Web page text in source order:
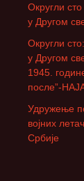
г
а
:
Округли
у Другом
Округли
у Другом
1945.
после”-
Удружење
војних
Србије